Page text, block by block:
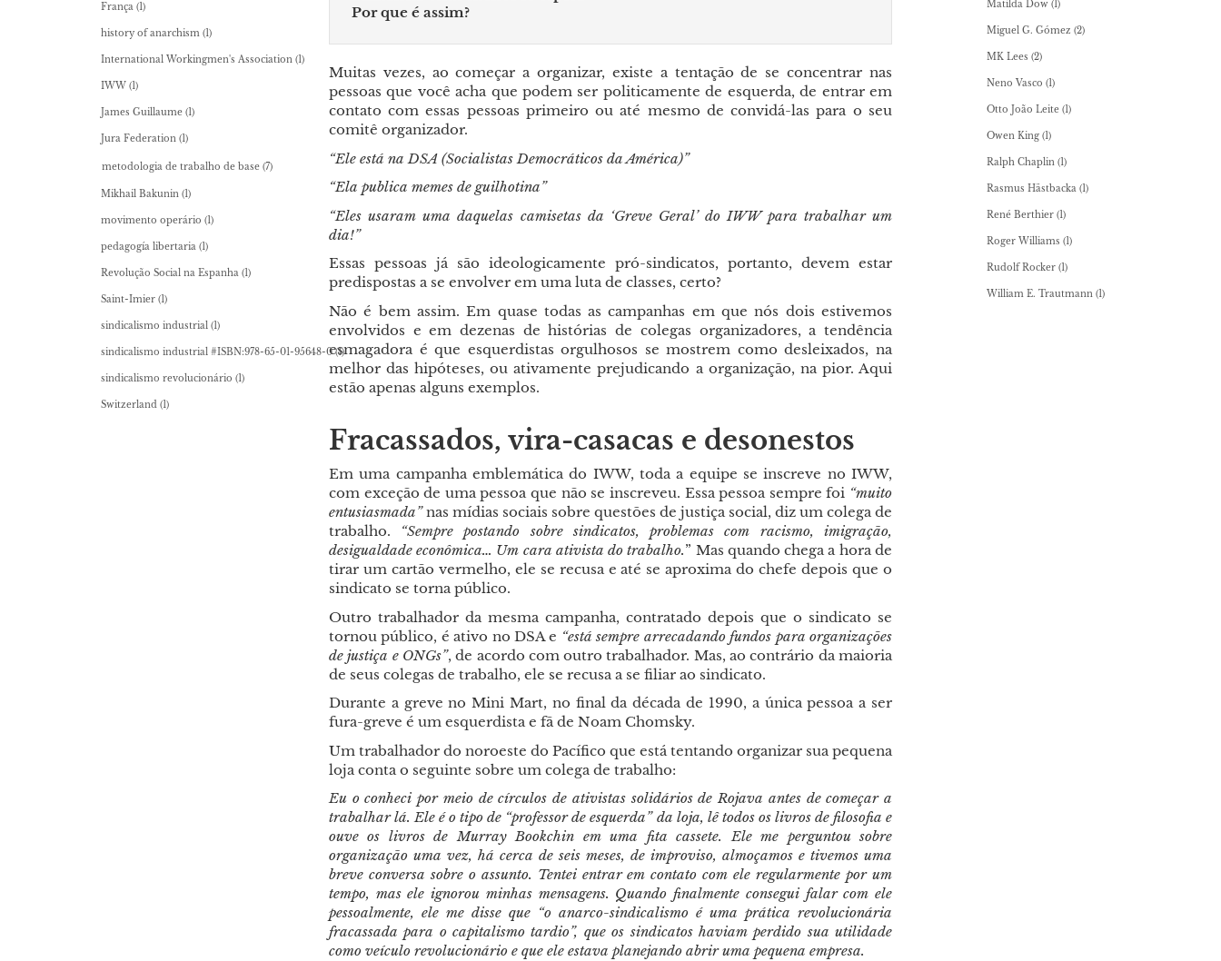
Por que é assim?
Muitas vezes, ao começar a organizar, existe a tentação de se concentrar nas
pessoas que você acha que podem ser politicamente de esquerda, de entrar em
contato com essas pessoas primeiro ou até mesmo de convidá-las para o seu
comitê organizador.
“Ele está na DSA (Socialistas Democráticos da América)”
“Ela publica memes de guilhotina”
“Eles usaram uma daquelas camisetas da ‘Greve Geral’ do IWW para trabalhar um
dia!”
Essas pessoas já são ideologicamente pró-sindicatos, portanto, devem estar
predispostas a se envolver em uma luta de classes, certo?
Não é bem assim. Em quase todas as campanhas em que nós dois estivemos
envolvidos e em dezenas de histórias de colegas organizadores, a tendência
esmagadora é que esquerdistas orgulhosos se mostrem como desleixados, na
melhor das hipóteses, ou ativamente prejudicando a organização, na pior. Aqui
estão apenas alguns exemplos.
Fracassados, vira-casacas e desonestos
Em uma campanha emblemática do IWW, toda a equipe se inscreve no IWW,
com exceção de uma pessoa que não se inscreveu. Essa pessoa sempre foi “muito
entusiasmada”nas mídias sociais sobre questões de justiça social, diz um colega de
trabalho. “Sempre postando sobre sindicatos, problemas com racismo, imigração,
desigualdade econômica… Um cara ativista do trabalho.” Mas quando chega a hora de
tirar um cartão vermelho, ele se recusa e até se aproxima do chefe depois que o
sindicato se torna público.
Outro trabalhador da mesma campanha, contratado depois que o sindicato se
tornou público, é ativo no DSA e “está sempre arrecadando fundos para organizações
de justiça e ONGs”, de acordo com outro trabalhador. Mas, ao contrário da maioria
de seus colegas de trabalho, ele se recusa a se filiar ao sindicato.
Durante a greve no Mini Mart, no final da década de 1990, a única pessoa a ser
fura-greve é um esquerdista e fã de Noam Chomsky.
Um trabalhador do noroeste do Pacífico que está tentando organizar sua pequena
loja conta o seguinte sobre um colega de trabalho:
Eu o conheci por meio de círculos de ativistas solidários de Rojava antes de começar a
trabalhar lá. Ele é o tipo de “professor de esquerda” da loja, lê todos os livros de filosofia e
ouve os livros de Murray Bookchin em uma fita cassete. Ele me perguntou sobre
organização uma vez, há cerca de seis meses, de improviso, almoçamos e tivemos uma
breve conversa sobre o assunto. Tentei entrar em contato com ele regularmente por um
tempo, mas ele ignorou minhas mensagens. Quando finalmente consegui falar com ele
pessoalmente, ele me disse que “o anarco-sindicalismo é uma prática revolucionária
fracassada para o capitalismo tardio”, que os sindicatos haviam perdido sua utilidade
como veículo revolucionário e que ele estava planejando abrir uma pequena empresa.
França (1)
history of anarchism (1)
International Workingmen's Association (1)
IWW (1)
James Guillaume (1)
Jura Federation (1)
metodologia de trabalho de base (7)
Mikhail Bakunin (1)
movimento operário (1)
pedagogía libertaria (1)
Revolução Social na Espanha (1)
Saint-Imier (1)
sindicalismo industrial (1)
sindicalismo industrial #ISBN:978-65-01-95648-0 (1)
sindicalismo revolucionário (1)
Switzerland (1)
Matilda Dow (1)
Miguel G. Gómez (2)
MK Lees (2)
Neno Vasco (1)
Otto João Leite (1)
Owen King (1)
Ralph Chaplin (1)
Rasmus Hästbacka (1)
René Berthier (1)
Roger Williams (1)
Rudolf Rocker (1)
William E. Trautmann (1)